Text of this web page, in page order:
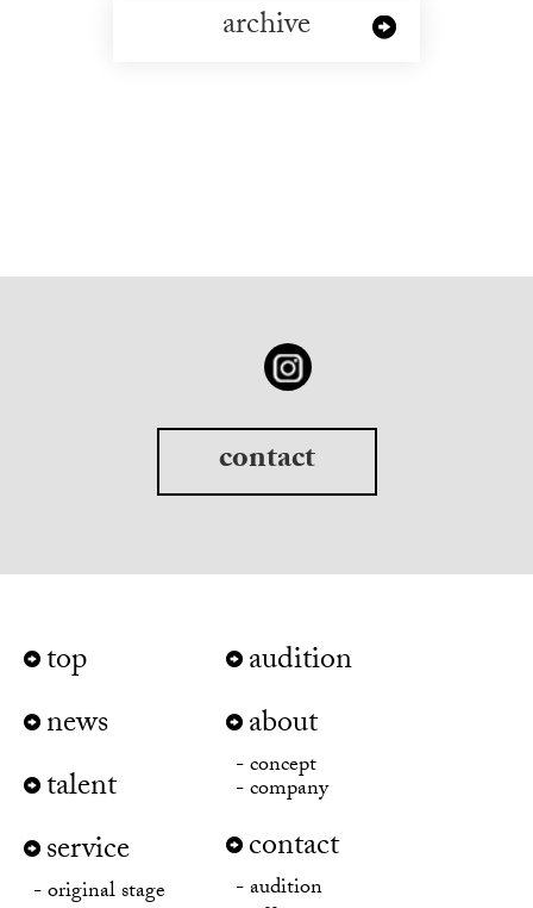
archive
contact
top
news
talent
service
original stage
audition
about
concept
company
contact
audition